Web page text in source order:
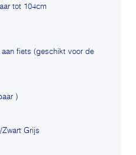
tot 104cm
fiets (geschikt voor de
)
Grijs